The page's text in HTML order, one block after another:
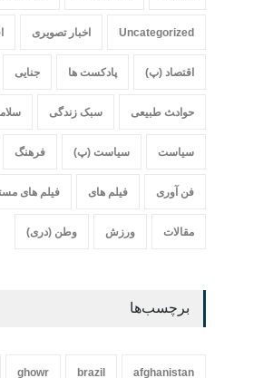
Uncategorized اخبار تصویری
اقتصاد (پ) پادکست ها جنایی
حواد‍‍‍ث طبیعی سبک زندگی
سیاست سیاست (پ) فرهنگ
فن آوری فیلم های فیلم های
مقالات ورزش وطن (دری)
برچسب‌ها
afghanistan
brazil
ghowr